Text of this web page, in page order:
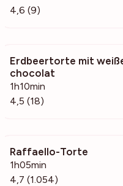
4,6 (9)
Erdbeertorte mit
chocolat
1h10min
4,5 (18)
Raffaello-Torte
1h05min
4,7 (1.054)